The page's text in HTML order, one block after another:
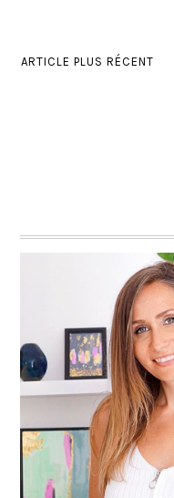
ARTICLE PLUS RÉCENT